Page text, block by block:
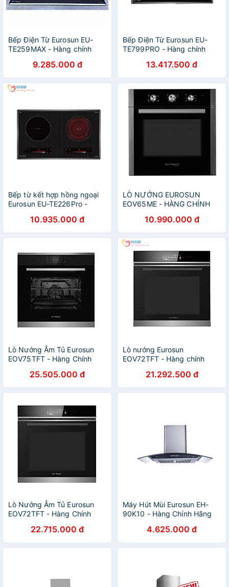
Bếp Điện Từ Eurosun EU-
TE259MAX - Hàng chính
9.285.000 đ
Bếp Điện Từ Eurosun EU-
TE799PRO - Hàng chính
13.417.500 đ
Bếp từ kết hợp hồng ngoại
Eurosun EU-TE226Pro -
10.935.000 đ
LÒ NƯỚNG EUROSUN
EOV65ME - HÀNG CHÍNH
10.990.000 đ
Lò Nướng Âm Tủ Eurosun
EOV75TFT - Hàng Chính
25.505.000 đ
Lò nướng Eurosun
EOV72TFT - Hàng chính
21.292.500 đ
Lò Nướng Âm Tủ Eurosun
EOV72TFT - Hàng Chính
22.715.000 đ
Máy Hút Mùi Eurosun EH-
90K10 - Hàng Chính Hãng
4.625.000 đ